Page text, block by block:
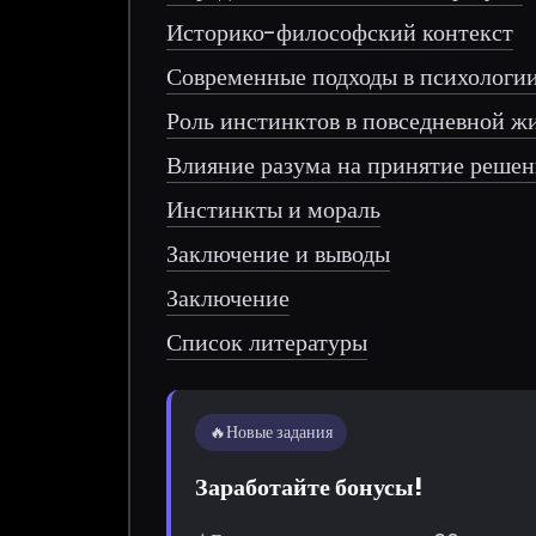
Историко-философский контекст
Современные подходы в
Роль инстинктов в повседневной
Влияние разума на принятие
Инстинкты и мораль
Заключение и выводы
Заключение
Список литературы
🔥Новые задания
Заработайте бонусы!